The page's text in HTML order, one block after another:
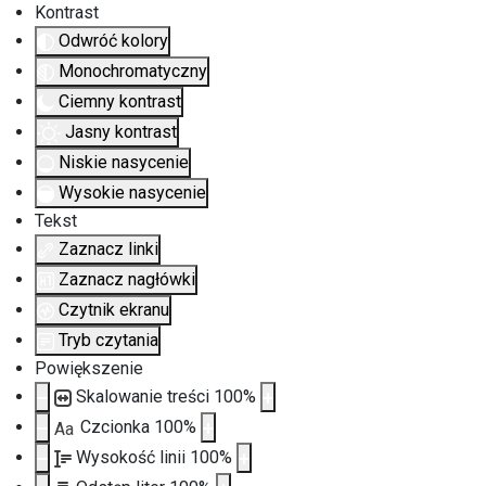
Kontrast
Odwróć kolory
Monochromatyczny
Ciemny kontrast
Jasny kontrast
Niskie nasycenie
Wysokie nasycenie
Tekst
Zaznacz linki
Zaznacz nagłówki
Czytnik ekranu
Tryb czytania
Powiększenie
Skalowanie treści 100%
Aa Czcionka 100%
Wysokość linii 100%